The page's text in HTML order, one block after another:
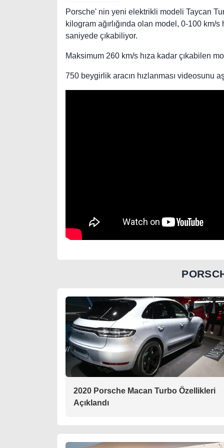
Porsche' nin yeni elektrikli modeli Taycan
kilogram ağırlığında olan model, 0-100 km/
saniyede çıkabiliyor.
Maksimum 260 km/s hıza kadar çıkabilen
750 beygirlik aracın hızlanması videosunu
2020 Porsche Macan Turbo Özellikleri
Açıklandı